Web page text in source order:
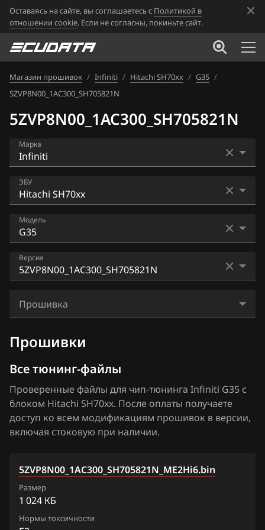
Оставаясь на сайте, вы соглашаетесь с Политикой в
отношении cookie. Если не согласны, покиньте сайт.
Магазин прошивок / Infiniti / Hitachi SH70xx / G35 /
5ZVP8N00_1AC300_SH705821N
5ZVP8N00_1AC300_SH705821N
Марка
Acura
Alfa Romeo
ATLAS
BAIC
Bentley
BMW
Brilliance
BYD
Cadillac
Changan
Chery
ЭБУ
Bosch MED17.7.2
Hitachi BED500-310
Hitachi SH70xx
Hitachi SH7254xx
Модель
EX25
EX37
FX35
FX45
FX50
G25
G35
JX35
M25
M35
Версия
3GILXN05_1AM607_SH705513N
3GIM9NH_1CG076_SH705513N
3GIPAN07_1AC012_SH705513N
5ZVP8N00_1AC300_SH705821N
5ZVP8N00_1AC400_SH705821N
5ZVP8N00_1AC405_SH705821N
5ZVSUNH_1AC800_SH705821N
6ZV5UN11_1CM40C_SH705823N
Прошивка
Прошивки
Все тюнинг-файлы
Проверенные файлы для чип-тюнинга Infiniti G35 с
блоком Hitachi SH70xx. После оплаты получаете
доступ ко всем модификациям прошивок в версии,
включая стоковую при наличии.
5ZVP8N00_1AC300_SH705821N_ME2Hi6.bin
Размер
1 024 КБ
Нормы токсичности